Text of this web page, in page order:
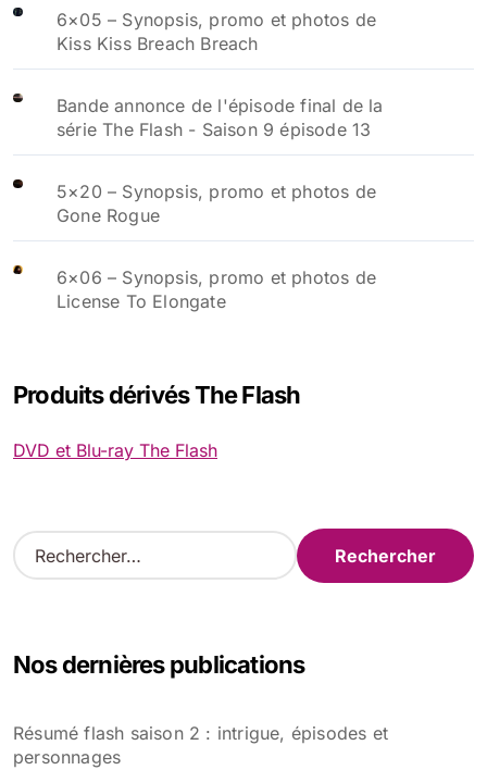
6×05 – Synopsis, promo et photos de
Kiss Kiss Breach Breach
Bande annonce de l'épisode final de la
série The Flash - Saison 9 épisode 13
5×20 – Synopsis, promo et photos de
Gone Rogue
6×06 – Synopsis, promo et photos de
License To Elongate
Produits dérivés The Flash
DVD et Blu-ray The Flash
R
e
r
e
r
Nos dernières publications
Résumé flash saison 2 : intrigue, épisodes et
personnages